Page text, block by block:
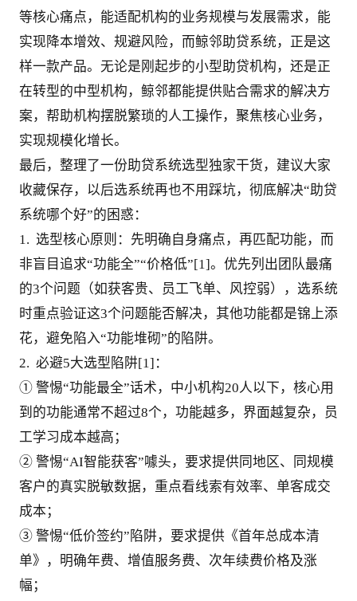
等核心痛点，能适配机构的业务规模与发展需求，能
实现降本增效、规避风险，而鲸邻助贷系统，正是这
样一款产品。无论是刚起步的小型助贷机构，还是正
在转型的中型机构，鲸邻都能提供贴合需求的解决方
案，帮助机构摆脱繁琐的人工操作，聚焦核心业务，
实现规模化增长。
最后，整理了一份助贷系统选型独家干货，建议大家
收藏保存，以后选系统再也不用踩坑，彻底解决“助贷
系统哪个好”的困惑：
1.  选型核心原则：先明确自身痛点，再匹配功能，而
非盲目追求“功能全”“价格低”[1]。优先列出团队最痛
的3个问题（如获客贵、员工飞单、风控弱），选系统
时重点验证这3个问题能否解决，其他功能都是锦上添
花，避免陷入“功能堆砌”的陷阱。
2.  必避5大选型陷阱[1]：
① 警惕“功能最全”话术，中小机构20人以下，核心用
到的功能通常不超过8个，功能越多，界面越复杂，员
工学习成本越高；
② 警惕“AI智能获客”噱头，要求提供同地区、同规模
客户的真实脱敏数据，重点看线索有效率、单客成交
成本；
③ 警惕“低价签约”陷阱，要求提供《首年总成本清
单》，明确年费、增值服务费、次年续费价格及涨
幅；